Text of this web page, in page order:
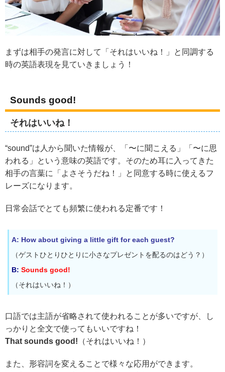
まずは相手の発言に対して「それはいいね！」と同調する
時の英語表現を見ていきましょう！
Sounds good!
それはいいね！
“sound”は人から聞いた情報が、「〜に聞こえる」「〜に思
われる」という意味の英語です。そのため耳に入ってきた
相手の言葉に「よさそうだね！」と同意する時に使えるフ
レーズになります。
日常会話でとても頻繁に使われる定番です！
A: How about giving a little gift for each guest?
（ゲストひとりひとりに小さなプレゼントを配るのはどう？）
B: Sounds good!
（それはいいね！）
口語では主語が省略されて使われることが多いですが、し
っかりと全文で使ってもいいですね！
That sounds good! （それはいいね！）
また、形容詞を変えることで様々な応用ができます。